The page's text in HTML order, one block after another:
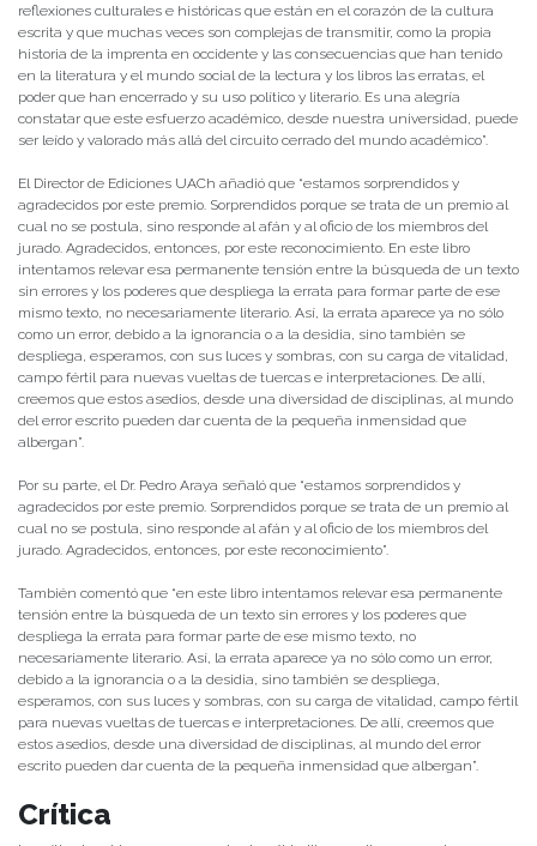
reflexiones culturales e históricas que están en el corazón de la cultura
escrita y que muchas veces son complejas de transmitir, como la propia
historia de la imprenta en occidente y las consecuencias que han tenido
en la literatura y el mundo social de la lectura y los libros las erratas, el
poder que han encerrado y su uso político y literario. Es una alegría
constatar que este esfuerzo académico, desde nuestra universidad, puede
ser leído y valorado más allá del circuito cerrado del mundo académico”.
El Director de Ediciones UACh añadió que “estamos sorprendidos y
agradecidos por este premio. Sorprendidos porque se trata de un premio al
cual no se postula, sino responde al afán y al oficio de los miembros del
jurado. Agradecidos, entonces, por este reconocimiento. En este libro
intentamos relevar esa permanente tensión entre la búsqueda de un texto
sin errores y los poderes que despliega la errata para formar parte de ese
mismo texto, no necesariamente literario. Así, la errata aparece ya no sólo
como un error, debido a la ignorancia o a la desidia, sino también se
despliega, esperamos, con sus luces y sombras, con su carga de vitalidad,
campo fértil para nuevas vueltas de tuercas e interpretaciones. De allí,
creemos que estos asedios, desde una diversidad de disciplinas, al mundo
del error escrito pueden dar cuenta de la pequeña inmensidad que
albergan”.
Por su parte, el Dr. Pedro Araya señaló que “estamos sorprendidos y
agradecidos por este premio. Sorprendidos porque se trata de un premio al
cual no se postula, sino responde al afán y al oficio de los miembros del
jurado. Agradecidos, entonces, por este reconocimiento”.
También comentó que “en este libro intentamos relevar esa permanente
tensión entre la búsqueda de un texto sin errores y los poderes que
despliega la errata para formar parte de ese mismo texto, no
necesariamente literario. Así, la errata aparece ya no sólo como un error,
debido a la ignorancia o a la desidia, sino también se despliega,
esperamos, con sus luces y sombras, con su carga de vitalidad, campo fértil
para nuevas vueltas de tuercas e interpretaciones. De allí, creemos que
estos asedios, desde una diversidad de disciplinas, al mundo del error
escrito pueden dar cuenta de la pequeña inmensidad que albergan”.
Crítica